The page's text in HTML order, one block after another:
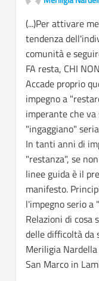
(...)Per attivare
tendenza
comunità e
FA resta, CHI
Accade proprio
impegno a
imperante che
"ingaggiano"
In tanti anni di
"restanza", se
linee guida è il
manifesto.
l'impegno serio a
Relazioni di cosa
delle difficoltà da
Meriligia
San Marco in